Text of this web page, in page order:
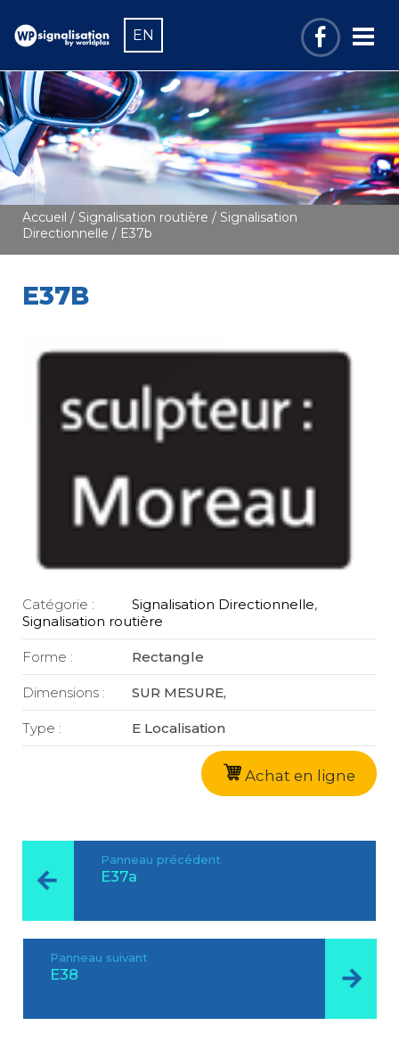
EN
Accueil / Signalisation routière / Signalisation
Directionnelle / E37b
E37B
Catégorie : Signalisation Directionnelle,
Signalisation routière
Forme : Rectangle
Dimensions : SUR MESURE,
Type : E Localisation
Achat en ligne
Panneau précédent
E37a
Panneau suivant
E38